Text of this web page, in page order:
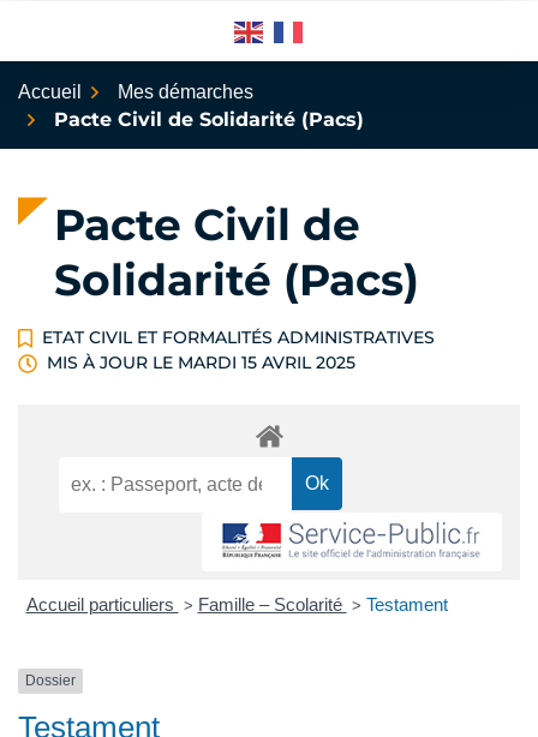
Accueil Mes démarches
Pacte Civil de Solidarité (Pacs)
Pacte Civil de
Solidarité (Pacs)
ETAT CIVIL ET FORMALITÉS ADMINISTRATIVES
MIS À JOUR LE MARDI 15 AVRIL 2025
Accueil particuliers > Famille – Scolarité > Testament
Dossier
Testament